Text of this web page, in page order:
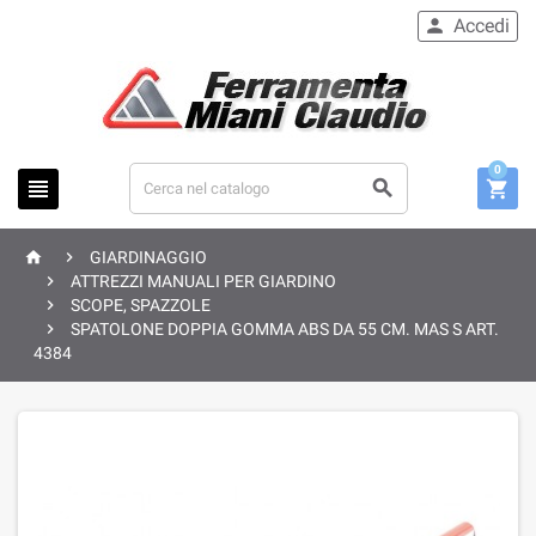
 
 Accedi

0
 
GIARDINAGGIO

ATTREZZI MANUALI PER GIARDINO

SCOPE, SPAZZOLE

SPATOLONE DOPPIA GOMMA ABS DA 55 CM. MAS S ART.
4384